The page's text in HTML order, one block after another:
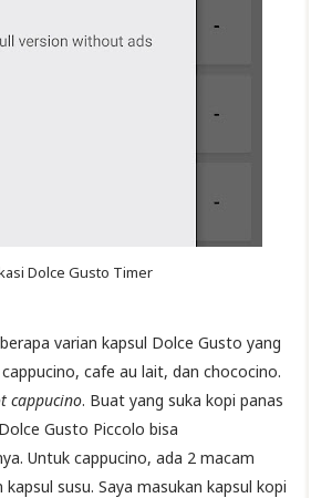
Dolce Gusto Timer
varian kapsul Dolce Gusto yang
cafe au lait, dan chococino.
cappucino. Buat yang suka kopi panas
Gusto Piccolo bisa
Untuk cappucino, ada 2 macam
kapsul susu. Saya masukan kapsul kopi